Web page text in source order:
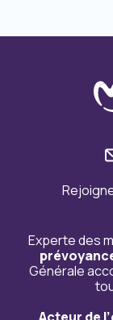
Experte des
Générale